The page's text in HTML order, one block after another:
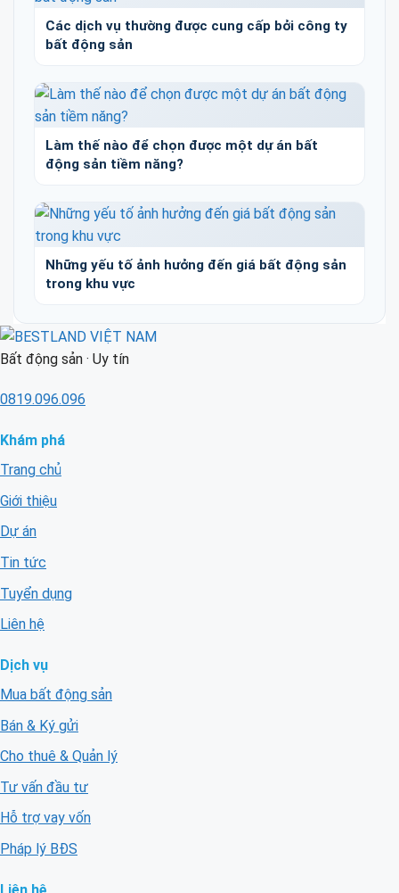
Các dịch vụ thường được cung cấp bởi công ty
bất động sản
Làm thế nào để chọn được một dự án bất
động sản tiềm năng?
Những yếu tố ảnh hưởng đến giá bất động sản
trong khu vực
Bất động sản · Uy tín
0819.096.096
Khám phá
Trang chủ
Giới thiệu
Dự án
Tin tức
Tuyển dụng
Liên hệ
Dịch vụ
Mua bất động sản
Bán & Ký gửi
Cho thuê & Quản lý
Tư vấn đầu tư
Hỗ trợ vay vốn
Pháp lý BĐS